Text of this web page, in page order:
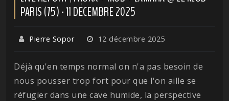
PARIS (75) - 11 DÉCEMBRE 2025
Pierre Sopor 12 décembre 2025
Déjà qu'en temps normal on n'a pas besoin de
nous pousser trop fort pour que l'on aille se
réfugier dans une cave humide, la perspective